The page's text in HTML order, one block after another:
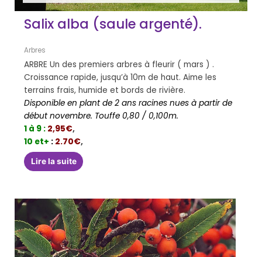
Salix alba (saule argenté).
Arbres
ARBRE Un des premiers arbres à fleurir ( mars ) .
Croissance rapide, jusqu’à 10m de haut. Aime les
terrains frais, humide et bords de rivière.
Disponible en plant de 2 ans racines nues à partir de
début novembre. Touffe 0,80 / 0,100m.
1 à 9 : 2,95€,
10 et+ : 2.70€,
Lire la suite